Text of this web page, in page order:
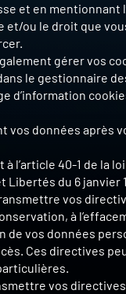
et en mentionnant
et/ou le droit que
gérer vos
le gestionnaire
d’information
vos données après
l’article 40-1 de la loi
Libertés du 6 janvier
vos
à
de vos données
Ces directives
vos